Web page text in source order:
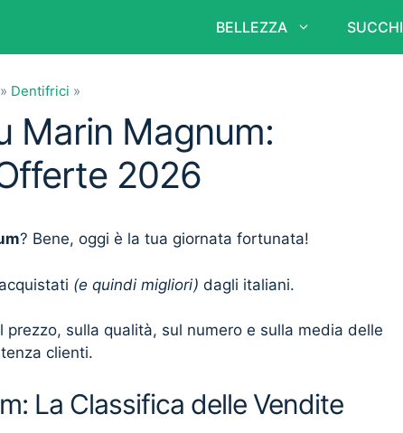
BELLEZZA SUCCHI
» Dentifrici »
Marin Magnum:
2026
? Bene, oggi è la tua giornata fortunata!
(e quindi migliori) dagli italiani.
sulla qualità, sul numero e sulla media delle
clienti.
La Classifica delle Vendite